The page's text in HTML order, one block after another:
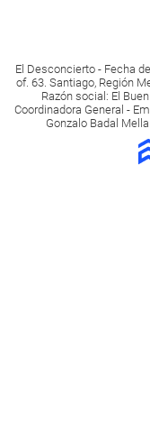
El Desconcierto - Fecha
of. 63. Santiago, Región
Razón social: El
Coordinadora General -
Gonzalo Badal